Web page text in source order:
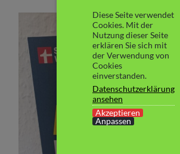
Diese Seite verwendet
Cookies. Mit der
Nutzung dieser Seite
erklären Sie sich mit
der Verwendung von
Cookies
einverstanden.
Datenschutzerklärung
ansehen
Akzeptieren
Anpassen